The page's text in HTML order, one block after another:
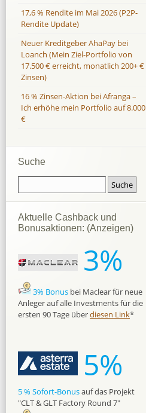
17,6 % Rendite im Mai 2026 (P2P-
Rendite Update)
Neuer Kreditgeber AhaPay bei
Loanch (Mein Ziel-Portfolio von
17.500 € erreicht, monatlich 200+ €
Zinsen)
16 % Zinsen-Aktion bei Afranga –
Ich erhöhe mein Portfolio auf 8.000
€
Suche
Aktuelle Cashback und
Bonusaktionen: (Anzeigen)
3%
3% Bonus bei Maclear für neue
Anleger auf alle Investments für die
ersten 90 Tage überdiesen Link*
5%
5 % Sofort-Bonusauf das Projekt
"CLT & GLT Factory Round 7"